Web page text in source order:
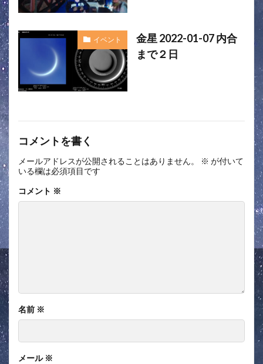
イベント
金星 2022-01-07 内合
まで２日
コメントを書く
メールアドレスが公開されることはありません。 ※ が付いて
いる欄は必須項目です
コメント ※
名前 ※
メール ※